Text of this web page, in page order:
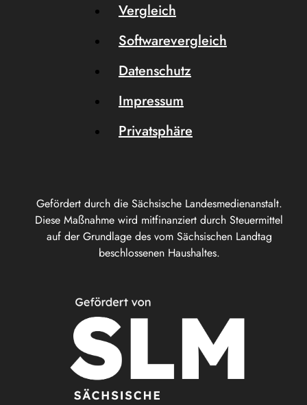
Gefördert durch die Sächsische Landesmedienanstalt.
Diese Maßnahme wird mitfinanziert durch Steuermittel
auf der Grundlage des vom Sächsischen Landtag
beschlossenen Haushaltes.
Vergleich
Softwarevergleich
Datenschutz
Impressum
Privatsphäre